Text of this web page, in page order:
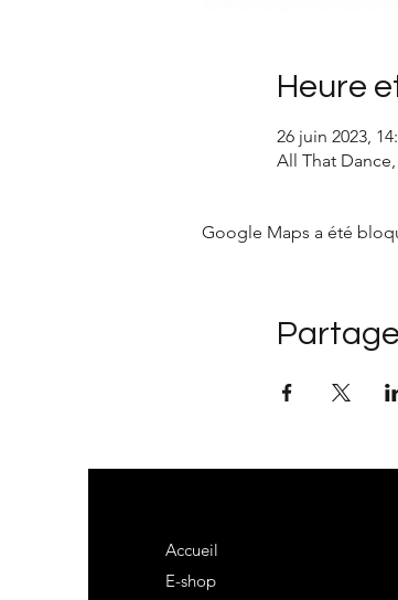
Heure
26 juin 2023,
All That
Google Maps a été
Accueil
E-shop